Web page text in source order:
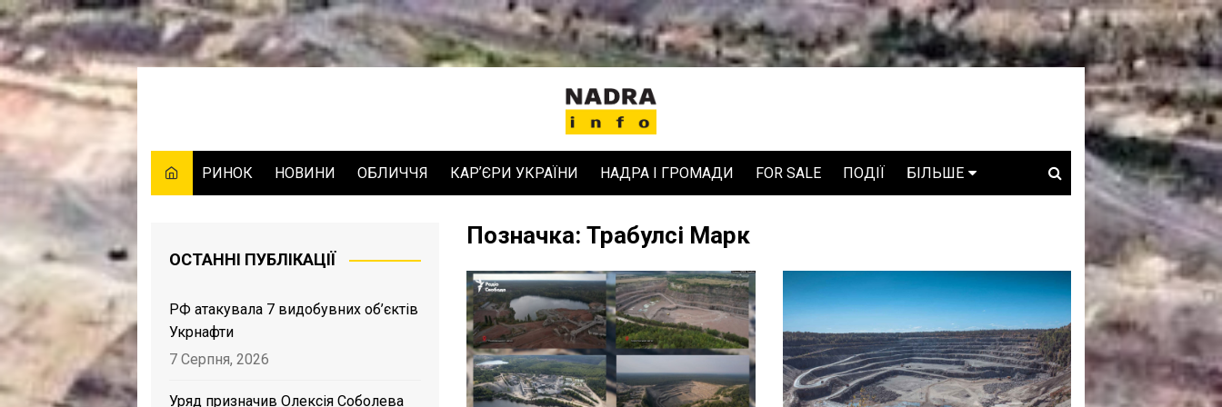
Skip
to
РИНОК НОВИНИ ОБЛИЧЧЯ КАРʼЄРИ УКРАЇНИ НАДРА І ГРОМАДИ FOR SALE ПОДІЇ БІЛЬШЕ
WHO IS WHO
ПРОЗОРІ НАДРА
ГОВОРЯТЬ АСОЦІАЦІЇ
ГОВОРЯТЬ КОМПАНІЇ
КОНФЛІКТНІ НАДРА
Позначка:Трабулсі Марк
ОСТАННІ ПУБЛІКАЦІЇ
РФ атакувала 7 видобувних об’єктів
Укрнафти
7 Серпня, 2026
Уряд призначив Олексія Соболева